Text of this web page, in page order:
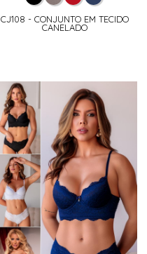
CJ108 - CONJUNTO EM TECIDO
CANELADO